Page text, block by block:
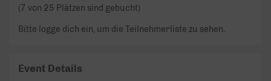
(7 von 25 Plätzen sind gebucht)
Bitte logge dich ein, um die Teilnehmerliste zu sehen.
Event Details